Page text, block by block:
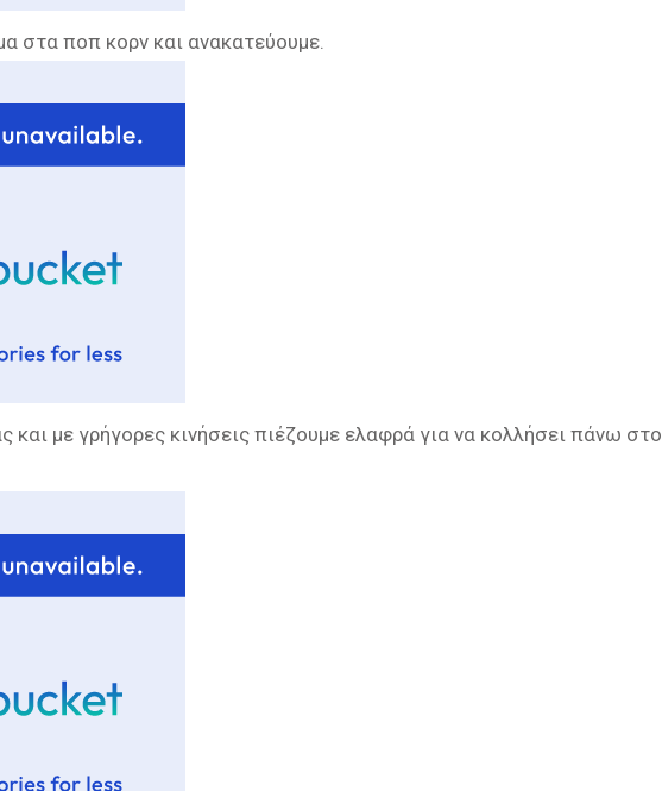
στα ποπ κορν και ανακατεύουμε.
και με γρήγορες κινήσεις πιέζουμε ελαφρά για να κολλήσει πάνω στο